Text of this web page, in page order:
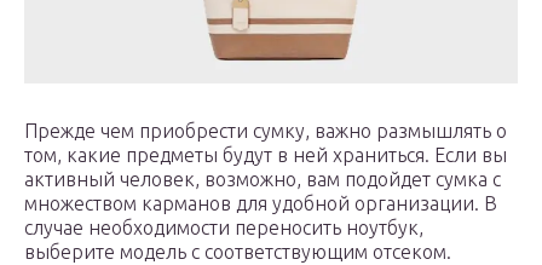
Прежде чем приобрести сумку, важно размышлять о
том, какие предметы будут в ней храниться. Если вы
активный человек, возможно, вам подойдет сумка с
множеством карманов для удобной организации. В
случае необходимости переносить ноутбук,
выберите модель с соответствующим отсеком.